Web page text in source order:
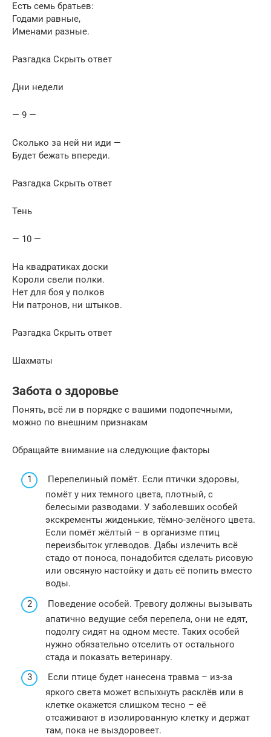
Есть семь братьев:
Годами равные,
Именами разные.
Разгадка Скрыть ответ
Дни недели
— 9 —
Сколько за ней ни иди —
Будет бежать впереди.
Разгадка Скрыть ответ
Тень
— 10 —
На квадратиках доски
Короли свели полки.
Нет для боя у полков
Ни патронов, ни штыков.
Разгадка Скрыть ответ
Шахматы
Забота о здоровье
Понять, всё ли в порядке с вашими подопечными,
можно по внешним признакам
Обращайте внимание на следующие факторы
Перепелиный помёт. Если птички здоровы,
помёт у них темного цвета, плотный, с
белесыми разводами. У заболевших особей
экскременты жиденькие, тёмно-зелёного цвета.
Если помёт жёлтый – в организме птиц
переизбыток углеводов. Дабы излечить всё
стадо от поноса, понадобится сделать рисовую
или овсяную настойку и дать её попить вместо
воды.
Поведение особей. Тревогу должны вызывать
апатично ведущие себя перепела, они не едят,
подолгу сидят на одном месте. Таких особей
нужно обязательно отселить от остального
стада и показать ветеринару.
Если птице будет нанесена травма – из-за
яркого света может вспыхнуть расклёв или в
клетке окажется слишком тесно – её
отсаживают в изолированную клетку и держат
там, пока не выздоровеет.